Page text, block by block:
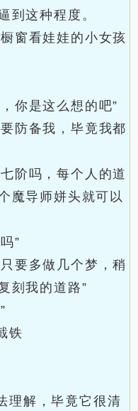
到这种程度。
窗看娃娃的小女孩
你是这么想的吧”
防备我，毕竟我都
阶吗，每个人的道
魔导师姘头就可以
”
要多做几个梦，稍
刻我的道路”
铁
理解，毕竟它很清